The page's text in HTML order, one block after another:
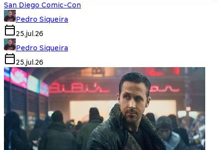
San Diego Comic-Con
Pedro Siqueira
25.jul.26
Pedro Siqueira
25.jul.26